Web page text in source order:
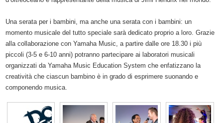
Una serata per i bambini, ma anche una serata con i bambini: un
momento musicale del tutto speciale sarà dedicato proprio a loro. Grazie
alla collaborazione con Yamaha Music, a partire dalle ore 18.30 i più
piccoli (3-5 e 6-10 anni) potranno partecipare ai laboratori musicali
organizzati da Yamaha Music Education System che enfatizzano la
creatività che ciascun bambino è in grado di esprimere suonando e
componendo musica.